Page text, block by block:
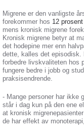
Migrene er den vanligste
forekommer hos 12
mens kronisk migrene
Kronisk migrene betyr at
det hodepine mer enn
dette, kalles det episodisk.
forbedre livskvaliteten hos
fungere bedre i jobb og
praksisendrende.
- Mange personer har ikke
står i dag kun på den ene
at kronisk
de har effekt av